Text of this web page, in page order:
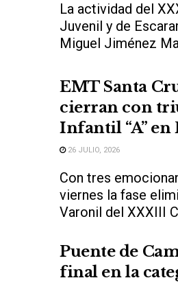
La actividad del
Juvenil y de
Miguel Jiménez
EMT Santa
cierran con
Infantil “A” en
26 JULIO, 2026
Con tres
viernes la fase
Varonil del XXXIII
Puente de
final en la